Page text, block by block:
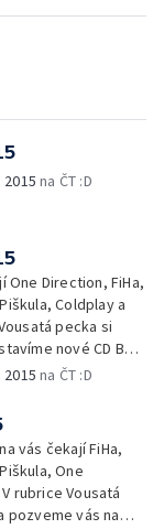
2015 na ČT :D
Coldplay a
pecka si
nové CD Báry
2015 na ČT :D
vás čekají FiHa,
One
rubrice Vousatá
pozveme vás na